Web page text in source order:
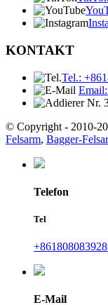
KONTAKT
Tel.:
Nr.
© Copyright - 2010-
Felsarm, Bagger-
Telefon
Tel
E-Mail